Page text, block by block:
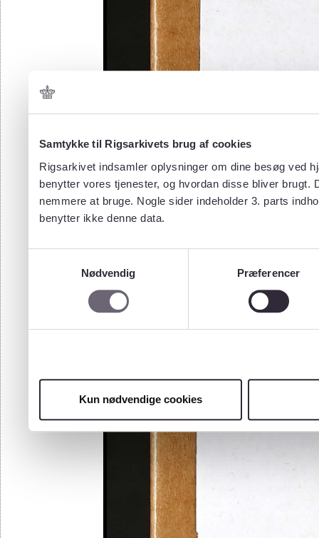
Samtykke til Rigsarkivets brug af cookies
Rigsarkivet indsamler oplysninger om dine besøg ved
benytter vores tjenester, og hvordan disse bliver
nemmere at bruge. Nogle sider indeholder 3. parts
benytter ikke denne data.
Nødvendig
Præferencer
Kun nødvendige cookies